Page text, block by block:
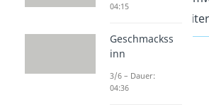
und Signale
04:15
Geschmackss
inn
3/6 – Dauer:
04:36